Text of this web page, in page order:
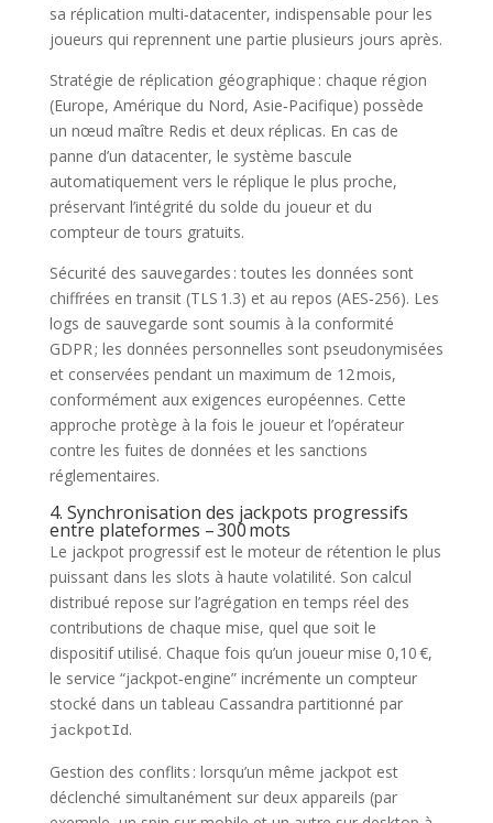
sa réplication multi‑datacenter, indispensable pour les
joueurs qui reprennent une partie plusieurs jours après.
Stratégie de réplication géographique : chaque région
(Europe, Amérique du Nord, Asie‑Pacifique) possède
un nœud maître Redis et deux réplicas. En cas de
panne d’un datacenter, le système bascule
automatiquement vers le réplique le plus proche,
préservant l’intégrité du solde du joueur et du
compteur de tours gratuits.
Sécurité des sauvegardes : toutes les données sont
chiffrées en transit (TLS 1.3) et au repos (AES‑256). Les
logs de sauvegarde sont soumis à la conformité
GDPR ; les données personnelles sont pseudonymisées
et conservées pendant un maximum de 12 mois,
conformément aux exigences européennes. Cette
approche protège à la fois le joueur et l’opérateur
contre les fuites de données et les sanctions
réglementaires.
4. Synchronisation des jackpots progressifs
entre plateformes – 300 mots
Le jackpot progressif est le moteur de rétention le plus
puissant dans les slots à haute volatilité. Son calcul
distribué repose sur l’agrégation en temps réel des
contributions de chaque mise, quel que soit le
dispositif utilisé. Chaque fois qu’un joueur mise 0,10 €,
le service “jackpot‑engine” incrémente un compteur
stocké dans un tableau Cassandra partitionné par
jackpotId.
Gestion des conflits : lorsqu’un même jackpot est
déclenché simultanément sur deux appareils (par